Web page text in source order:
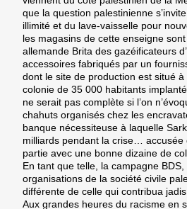
que la question palestinienne
illimité et du lave-vaisselle pour
les magasins de cette enseigne
allemande Brita des gazéificateurs
accessoires fabriqués par un
dont le site de production est situé
colonie de 35 000 habitants
ne serait pas complète si l’on
chahuts organisés chez les
banque nécessiteuse à laquelle
milliards pendant la crise… accusée
partie avec une bonne dizaine de
En tant que telle, la campagne
organisations de la société civile
différente de celle qui contribua jadis
Aux grandes heures du racisme en